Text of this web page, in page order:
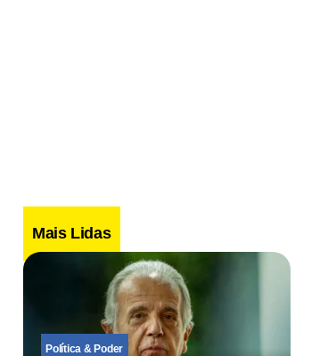
Mais Lidas
Política & Poder